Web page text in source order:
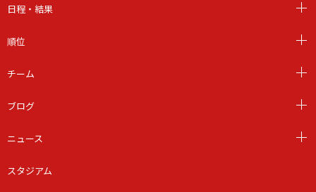
日程・結果
順位
チーム
ブログ
ニュース
スタジアム